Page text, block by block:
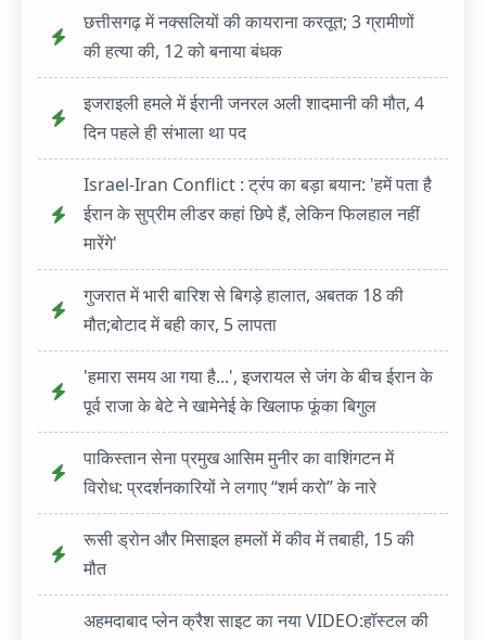
छत्तीसगढ़ में नक्सलियों की कायराना करतूत; 3 ग्रामीणों
की हत्या की, 12 को बनाया बंधक
इजराइली हमले में ईरानी जनरल अली शादमानी की मौत, 4
दिन पहले ही संभाला था पद
Israel-Iran Conflict : ट्रंप का बड़ा बयान: 'हमें पता है
ईरान के सुप्रीम लीडर कहां छिपे हैं, लेकिन फिलहाल नहीं
मारेंगे'
गुजरात में भारी बारिश से बिगड़े हालात, अबतक 18 की
मौत;बोटाद में बही कार, 5 लापता
'हमारा समय आ गया है...', इजरायल से जंग के बीच ईरान के
पूर्व राजा के बेटे ने खामेनेई के खिलाफ फूंका बिगुल
पाकिस्तान सेना प्रमुख आसिम मुनीर का वाशिंगटन में
विरोध: प्रदर्शनकारियों ने लगाए “शर्म करो” के नारे
रूसी ड्रोन और मिसाइल हमलों में कीव में तबाही, 15 की
मौत
अहमदाबाद प्लेन क्रैश साइट का नया VIDEO:हॉस्टल की